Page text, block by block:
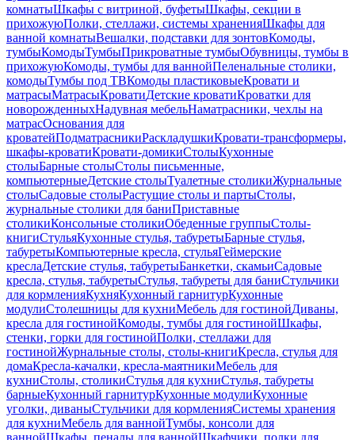
комнатыШкафы с витриной, буфетыШкафы, секции в
прихожуюПолки, стеллажи, системы храненияШкафы для
ванной комнатыВешалки, подставки для зонтовКомоды,
тумбыКомодыТумбыПрикроватные тумбыОбувницы, тумбы в
прихожуюКомоды, тумбы для ваннойПеленальные столики,
комодыТумбы под ТВКомоды пластиковыеКровати и
матрасыМатрасыКроватиДетские кроватиКроватки для
новорожденныхНадувная мебельНаматрасники, чехлы на
матрасОснования для
кроватейПодматрасникиРаскладушкиКровати-трансформеры,
шкафы-кроватиКровати-домикиСтолыКухонные
столыБарные столыСтолы письменные,
компьютерныеДетские столыТуалетные столикиЖурнальные
столыСадовые столыРастущие столы и партыСтолы,
журнальные столики для баниПриставные
столикиКонсольные столикиОбеденные группыСтолы-
книгиСтульяКухонные стулья, табуретыБарные стулья,
табуретыКомпьютерные кресла, стульяГеймерские
креслаДетские стулья, табуретыБанкетки, скамьиСадовые
кресла, стулья, табуретыСтулья, табуреты для баниСтульчики
для кормленияКухняКухонный гарнитурКухонные
модулиСтолешницы для кухниМебель для гостинойДиваны,
кресла для гостинойКомоды, тумбы для гостинойШкафы,
стенки, горки для гостинойПолки, стеллажи для
гостинойЖурнальные столы, столы-книгиКресла, стулья для
домаКресла-качалки, кресла-маятникиМебель для
кухниСтолы, столикиСтулья для кухниСтулья, табуреты
барныеКухонный гарнитурКухонные модулиКухонные
уголки, диваныСтульчики для кормленияСистемы хранения
для кухниМебель для ваннойТумбы, консоли для
ваннойШкафы, пеналы для ваннойШкафчики, полки для